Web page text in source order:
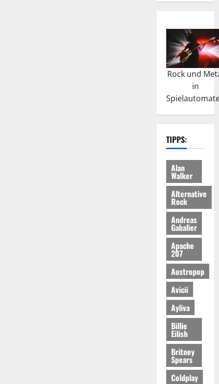
Rock und
in
TIPPS:
Alan
Walker
Alternative
Rock
Andreas
Gabalier
Apache
207
Austropop
Avicii
Ayliva
Billie
Eilish
Britney
Spears
Coldplay